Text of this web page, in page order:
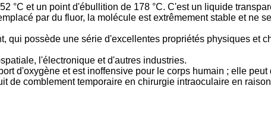
°C et un point d'ébullition de 178 °C. C'est un liquide
par du fluor, la molécule est extrêmement stable et ne
qui possède une série d'excellentes propriétés physiques et
l'électronique et d'autres industries.
d'oxygène et est inoffensive pour le corps humain ; elle
de comblement temporaire en chirurgie intraoculaire en